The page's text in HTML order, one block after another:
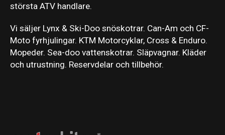
största ATV handlare.
Vi säljer Lynx & Ski-Doo snöskotrar. Can-Am och CF-
Moto fyrhjulingar. KTM Motorcyklar, Cross & Enduro.
Mopeder. Sea-doo vattenskotrar. Släpvagnar. Kläder
och utrustning. Reservdelar och tillbehör.